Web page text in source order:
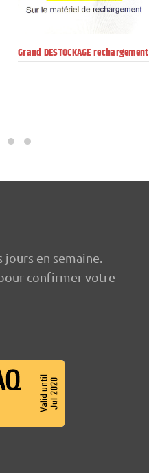
Grand DESTOCKAGE rechargement
en semaine.
confirmer votre